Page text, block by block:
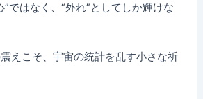
ではなく、“外れ”としてしか輝けな
えこそ、宇宙の統計を乱す小さな祈